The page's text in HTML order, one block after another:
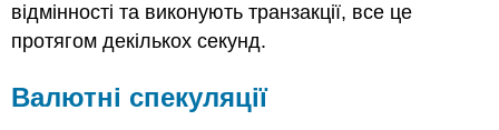
відмінності та виконують транзакції, все це
протягом декількох секунд.
Валютні спекуляції